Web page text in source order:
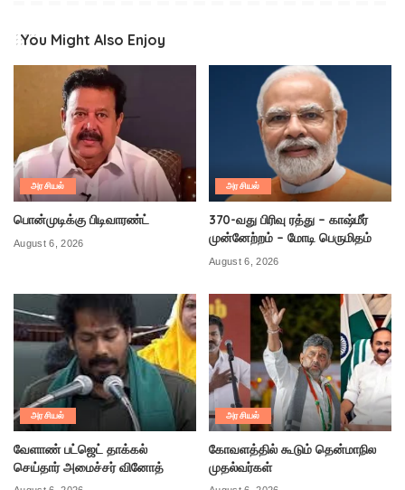
You Might Also Enjoy
அரசியல்
பொன்முடிக்கு பிடிவாரண்ட்
August 6, 2026
அரசியல்
370-வது பிரிவு ரத்து – காஷ்மீர்
முன்னேற்றம் – மோடி பெருமிதம்
August 6, 2026
அரசியல்
வேளாண் பட்ஜெட் தாக்கல்
செய்தார் அமைச்சர் வினோத்
அரசியல்
கோவளத்தில் கூடும் தென்மாநில
முதல்வர்கள்